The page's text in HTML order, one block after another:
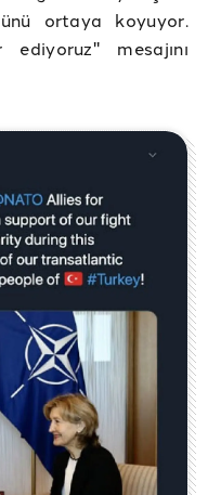
ortaya koyuyor.
mesajını